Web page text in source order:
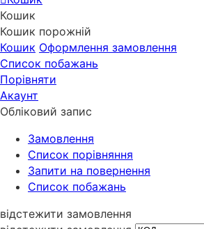
Кошик
Кошик порожній
Кошик Оформлення замовлення
Список побажань
Порівняти
Акаунт
Обліковий запис
Замовлення
Cписок порівняння
Запити на повернення
Список побажань
відстежити замовлення